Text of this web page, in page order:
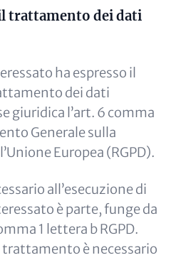
trattamento dei dati
ha espresso il
dei dati
giuridica l’art. 6 comma
Generale sulla
Europea (RGPD).
all’esecuzione di
è parte, funge da
1 lettera b RGPD.
trattamento è necessario